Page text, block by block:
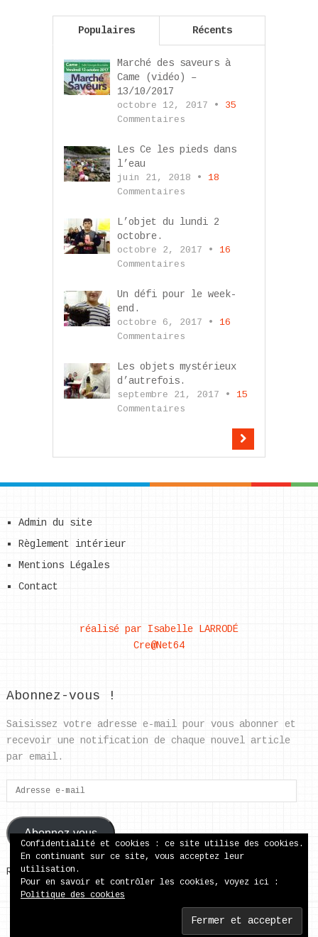
Populaires Récents
Marché des saveurs à
Came (vidéo) –
13/10/2017
octobre 12, 2017 • 35
Commentaires
Les Ce les pieds dans
l’eau
juin 21, 2018 • 18
Commentaires
L’objet du lundi 2
octobre.
octobre 2, 2017 • 16
Commentaires
Un défi pour le week-
end.
octobre 6, 2017 • 16
Commentaires
Les objets mystérieux
d’autrefois.
septembre 21, 2017 • 15
Commentaires
Admin du site
Règlement intérieur
Mentions Légales
Contact
réalisé par Isabelle LARRODÉ
Cre@Net64
Abonnez-vous !
Saisissez votre adresse e-mail pour vous abonner et
recevoir une notification de chaque nouvel article
par email.
Adresse
e-
mail
Abonnez-vous
Rejoignez les 37 autres abonnés
Copyright © 2026.
Back to Top
Confidentialité et cookies : ce site utilise des cookies.
En continuant sur ce site, vous acceptez leur
utilisation.
Pour en savoir et contrôler les cookies, voyez ici :
Politique des cookies